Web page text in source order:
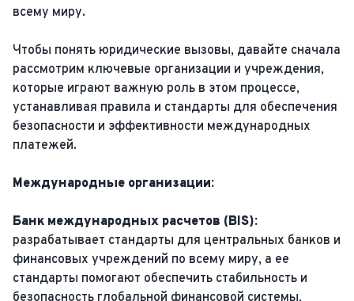
всему миру.
Чтобы понять юридические вызовы, давайте сначала
рассмотрим ключевые организации и учреждения,
которые играют важную роль в этом процессе,
устанавливая правила и стандарты для обеспечения
безопасности и эффективности международных
платежей.
Международные организации:
Банк международных расчетов (BIS):
разрабатывает стандарты для центральных банков и
финансовых учреждений по всему миру, а ее
стандарты помогают обеспечить стабильность и
безопасность глобальной финансовой системы,